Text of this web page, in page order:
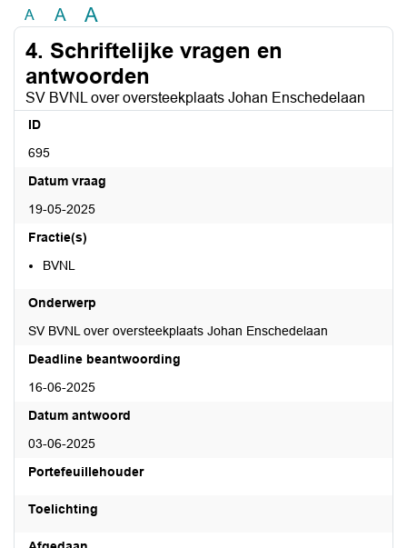
A A A
4. Schriftelijke vragen en
antwoorden
SV BVNL over oversteekplaats Johan Enschedelaan
ID
695
Datum vraag
19-05-2025
Fractie(s)
BVNL
Onderwerp
SV BVNL over oversteekplaats Johan Enschedelaan
Deadline beantwoording
16-06-2025
Datum antwoord
03-06-2025
Portefeuillehouder
Toelichting